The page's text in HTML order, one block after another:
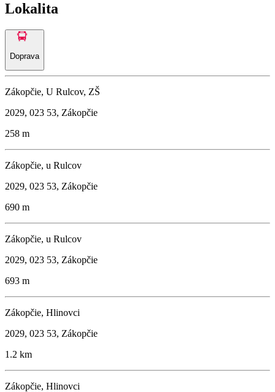
Lokalita
Doprava
Zákopčie, U Rulcov, ZŠ
2029, 023 53, Zákopčie
258 m
Zákopčie, u Rulcov
2029, 023 53, Zákopčie
690 m
Zákopčie, u Rulcov
2029, 023 53, Zákopčie
693 m
Zákopčie, Hlinovci
2029, 023 53, Zákopčie
1.2 km
Zákopčie, Hlinovci